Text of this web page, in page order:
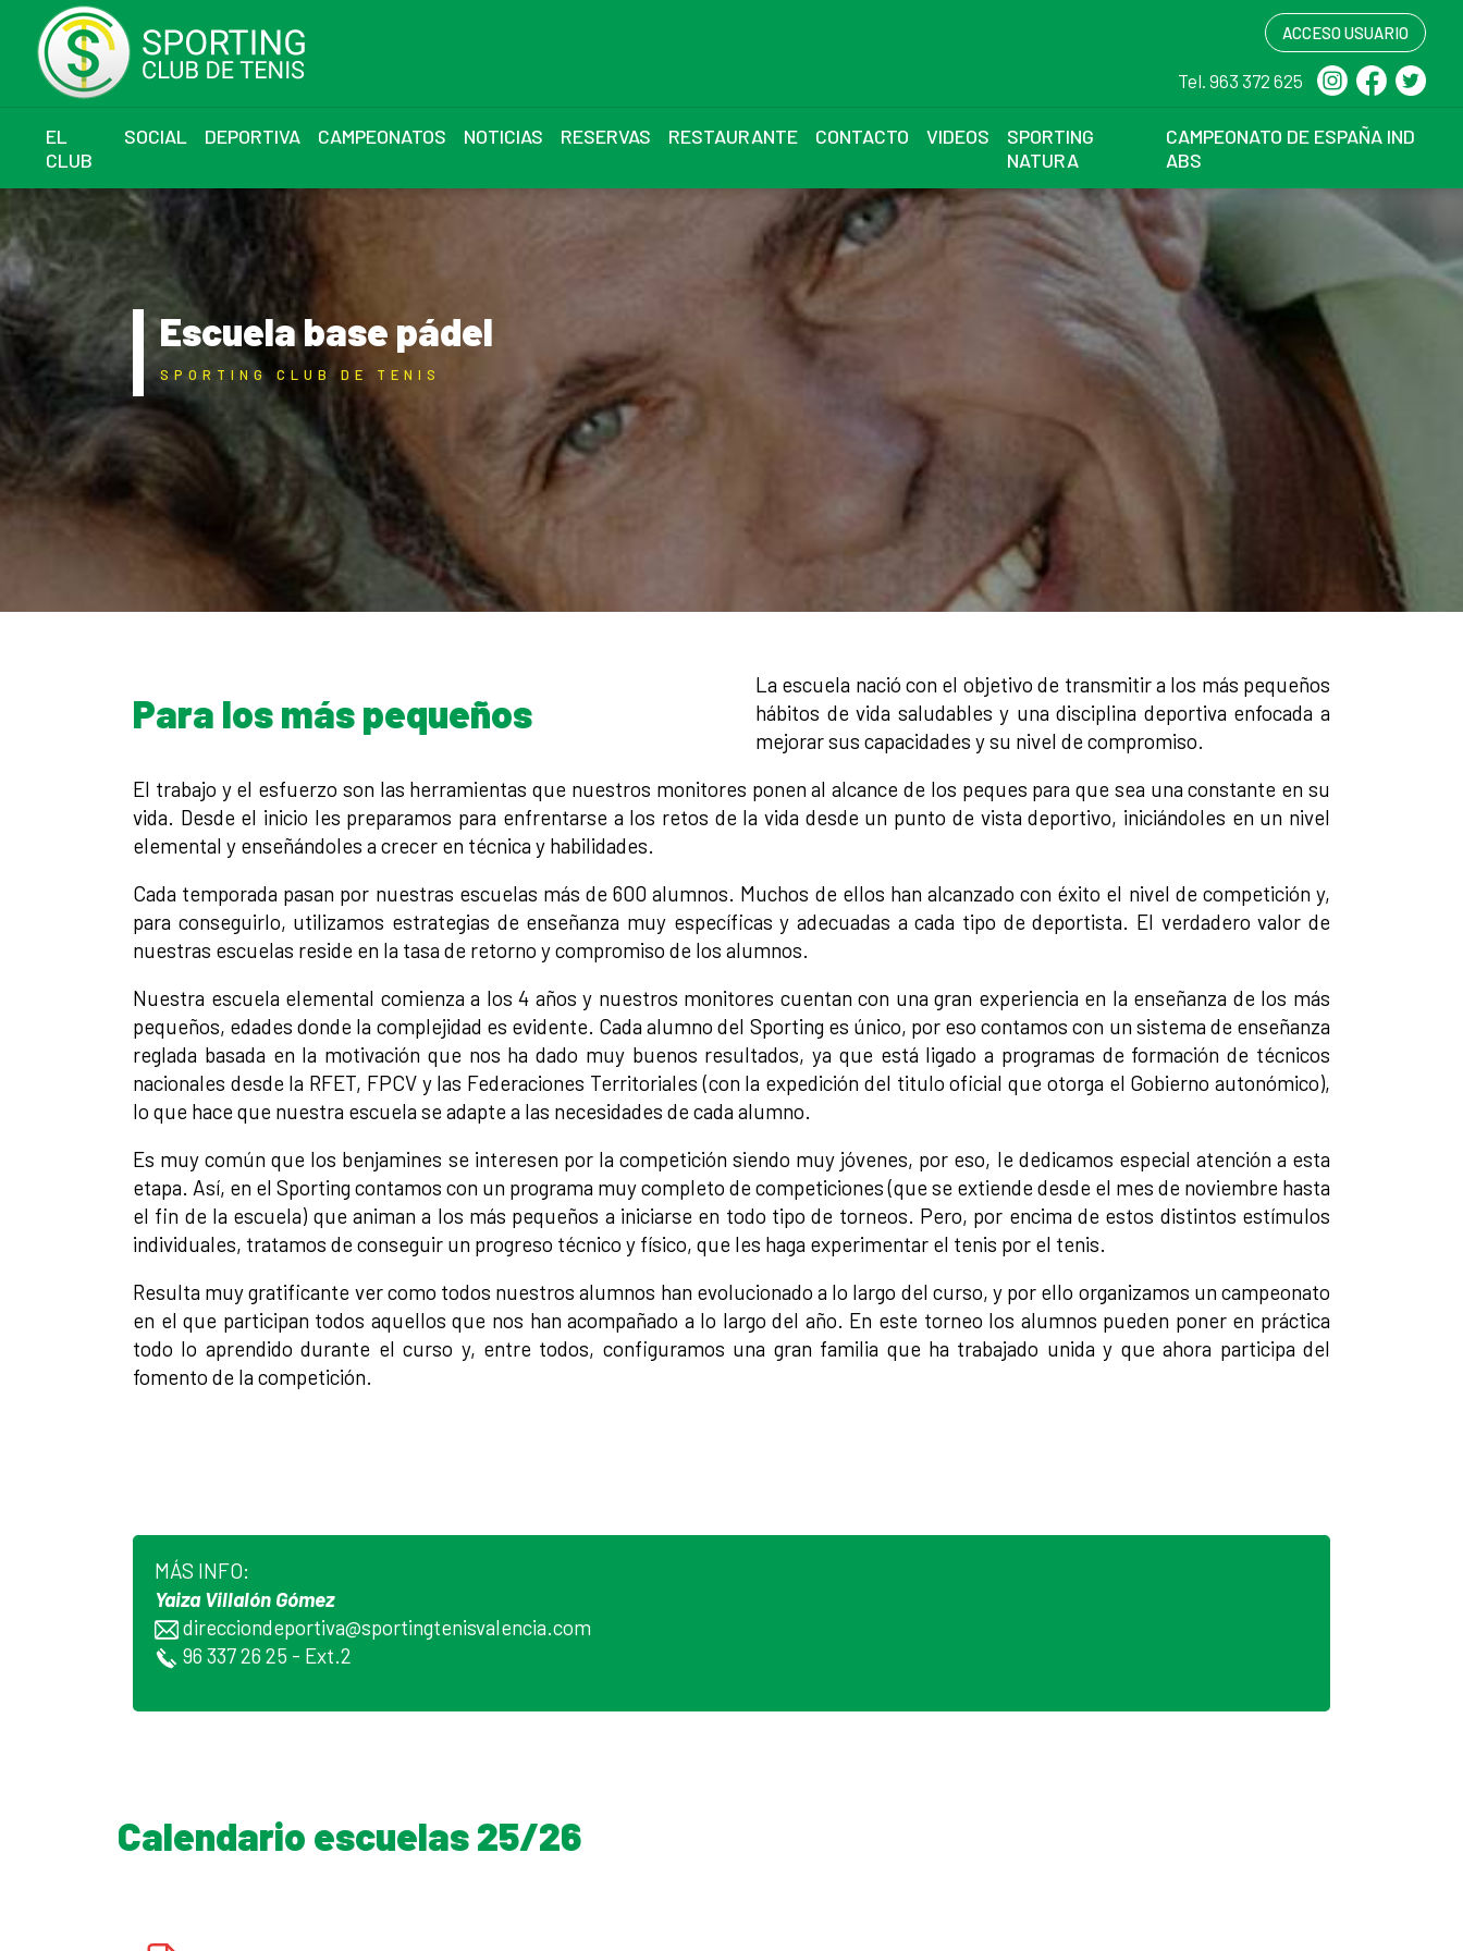
ACCESO USUARIO
Tel. 963 372 625
EL
CLUB
SOCIAL DEPORTIVA CAMPEONATOS NOTICIAS RESERVAS RESTAURANTE CONTACTO VIDEOS
SPORTING
NATURA
CAMPEONATO DE ESPAÑA IND
ABS
Escuela base pádel
SPORTING CLUB DE TENIS
Para los más pequeños
La escuela nació con el objetivo de transmitir a los más pequeños
hábitos de vida saludables y una disciplina deportiva enfocada a
mejorar sus capacidades y su nivel de compromiso.
El trabajo y el esfuerzo son las herramientas que nuestros monitores ponen al alcance de los peques para que sea una constante en su
vida. Desde el inicio les preparamos para enfrentarse a los retos de la vida desde un punto de vista deportivo, iniciándoles en un nivel
elemental y enseñándoles a crecer en técnica y habilidades.
Cada temporada pasan por nuestras escuelas más de 600 alumnos. Muchos de ellos han alcanzado con éxito el nivel de competición y,
para conseguirlo, utilizamos estrategias de enseñanza muy específicas y adecuadas a cada tipo de deportista. El verdadero valor de
nuestras escuelas reside en la tasa de retorno y compromiso de los alumnos.
Nuestra escuela elemental comienza a los 4 años y nuestros monitores cuentan con una gran experiencia en la enseñanza de los más
pequeños, edades donde la complejidad es evidente. Cada alumno del Sporting es único, por eso contamos con un sistema de enseñanza
reglada basada en la motivación que nos ha dado muy buenos resultados, ya que está ligado a programas de formación de técnicos
nacionales desde la RFET, FPCV y las Federaciones Territoriales (con la expedición del titulo oficial que otorga el Gobierno autonómico),
lo que hace que nuestra escuela se adapte a las necesidades de cada alumno.
Es muy común que los benjamines se interesen por la competición siendo muy jóvenes, por eso, le dedicamos especial atención a esta
etapa. Así, en el Sporting contamos con un programa muy completo de competiciones (que se extiende desde el mes de noviembre hasta
el fin de la escuela) que animan a los más pequeños a iniciarse en todo tipo de torneos. Pero, por encima de estos distintos estímulos
individuales, tratamos de conseguir un progreso técnico y físico, que les haga experimentar el tenis por el tenis.
Resulta muy gratificante ver como todos nuestros alumnos han evolucionado a lo largo del curso, y por ello organizamos un campeonato
en el que participan todos aquellos que nos han acompañado a lo largo del año. En este torneo los alumnos pueden poner en práctica
todo lo aprendido durante el curso y, entre todos, configuramos una gran familia que ha trabajado unida y que ahora participa del
fomento de la competición.
MÁS INFO:
Yaiza Villalón Gómez
direcciondeportiva@sportingtenisvalencia.com
96 337 26 25 - Ext.2
Calendario escuelas 25/26